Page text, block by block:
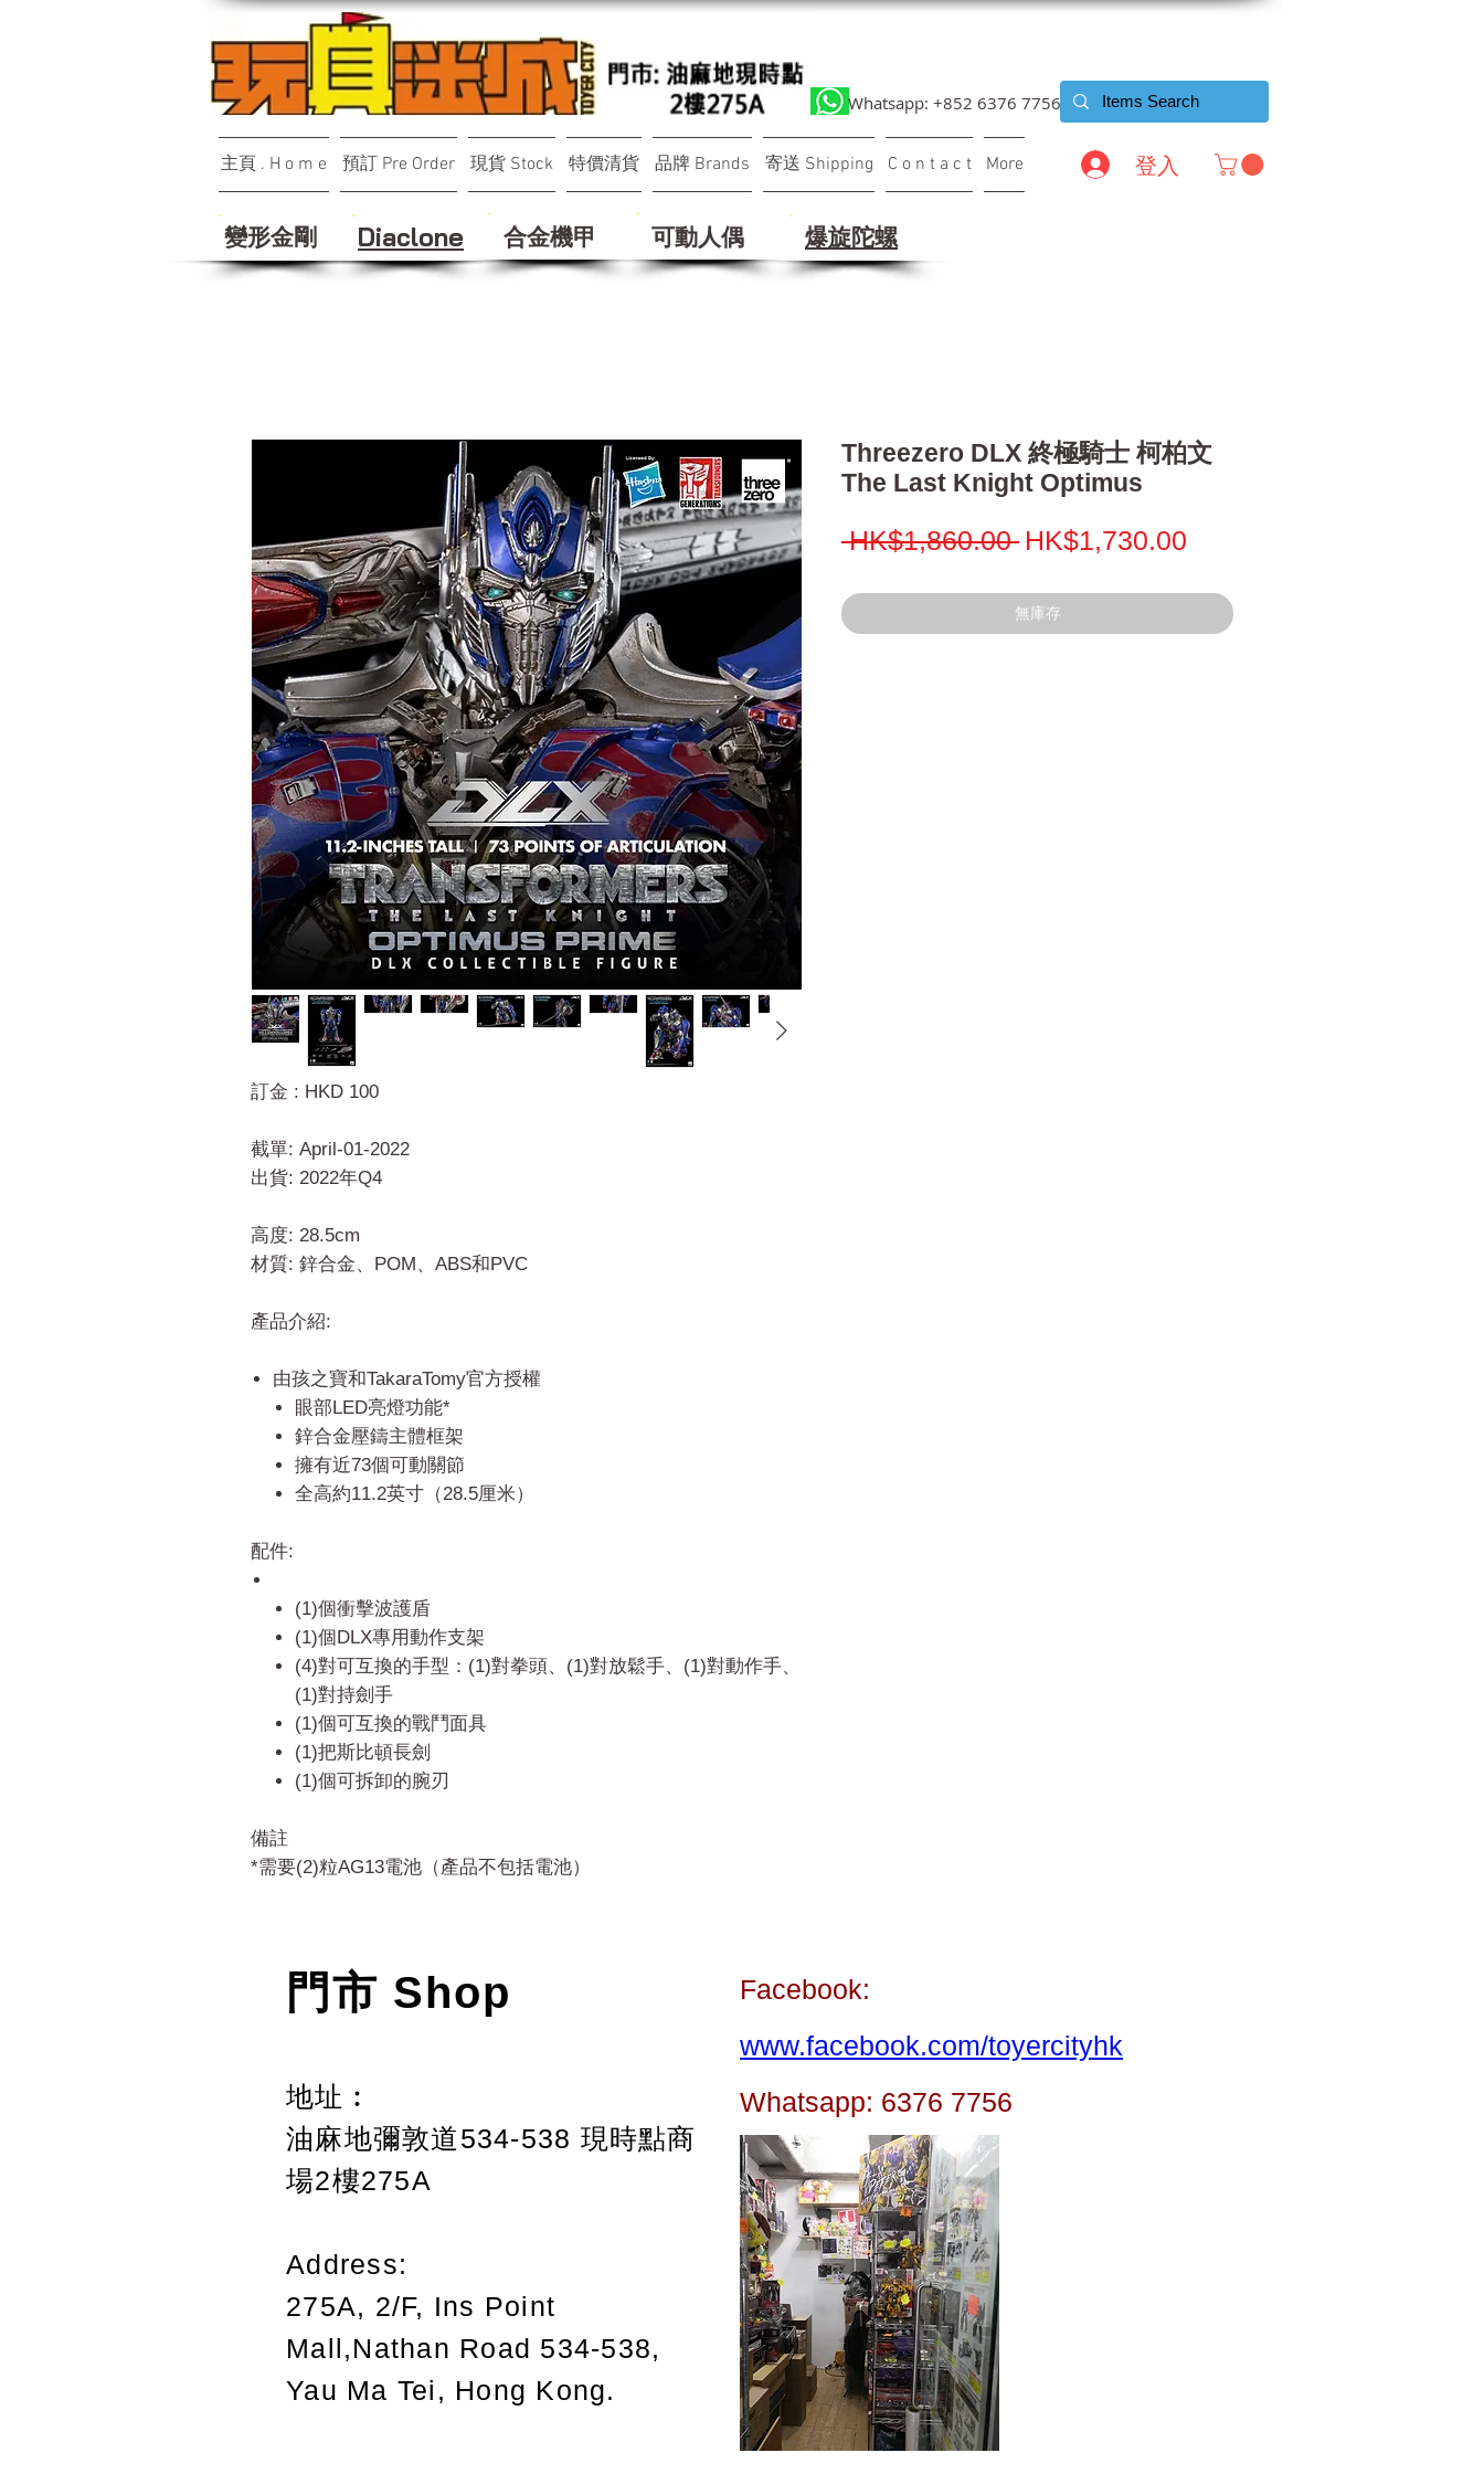
Whatsapp: +852 6376 7756
主頁 . H o m e 預訂 Pre Order 現貨 Stock 特價清貨 品牌 Brands 寄送 Shipping C o n t a c t More 登入
變形金剛 Diaclone 合金機甲 可動人偶 ​爆旋陀螺
訂金 : HKD 100
截單: April-01-2022
出貨: 2022年Q4
高度: 28.5cm
材質: 鋅合金、POM、ABS和PVC
產品介紹:
由孩之寶和TakaraTomy官方授權
眼部LED亮燈功能*
鋅合金壓鑄主體框架
擁有近73個可動關節
全高約11.2英寸（28.5厘米）
配件:
(1)個衝擊波護盾
(1)個DLX專用動作支架
(4)對可互換的手型：(1)對拳頭、(1)對放鬆手、(1)對動作手、
(1)對持劍手
(1)個可互換的戰鬥面具
(1)把斯比頓長劍
(1)個可拆卸的腕刃
備註
*需要(2)粒AG13電池（產品不包括電池）
Threezero DLX 終極騎士 柯柏文
The Last Knight Optimus
HK$1,860.00 一
價
格
HK$1,730.00
格
無庫存
門市 Shop
地址︰
油麻地彌敦道534-538 現時點商
場2樓275A
Address:
275A, 2/F, Ins Point
Mall,Nathan Road 534-538,
Yau Ma Tei, Hong Kong.
Facebook:
www.facebook.com/toyercityhk
Whatsapp: 6376 7756